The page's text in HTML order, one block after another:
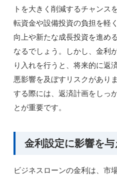
トを大きく削減するチャンス
転資金や設備投資の負担を軽
向上や新たな成長投資を進め
なるでしょう。しかし、金利
り入れを行うと、将来的に返
悪影響を及ぼすリスクがあり
する際には、返済計画をしっ
とが重要です。
金利設定に影響を
ビジネスローンの金利は、市